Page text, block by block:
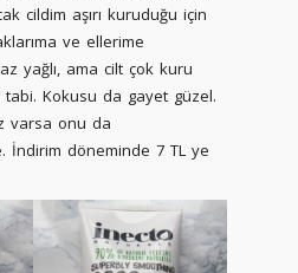
cildim aşırı kuruduğu için
ve ellerime
yağlı, ama cilt çok kuru
Kokusu da gayet güzel.
varsa onu da
İndirim döneminde 7 TL ye